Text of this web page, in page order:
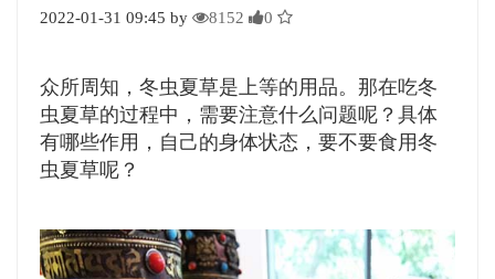
2022-01-31 09:45 by 8152 0
众所周知，冬虫夏草是上等的用品。那在吃冬
虫夏草的过程中，需要注意什么问题呢？具体
有哪些作用，自己的身体状态，要不要食用冬
虫夏草呢？